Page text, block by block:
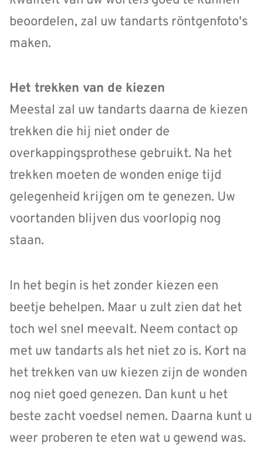
beoordelen, zal uw tandarts röntgenfoto's
maken.
Het trekken van de kiezen
Meestal zal uw tandarts daarna de kiezen
trekken die hij niet onder de
overkappingsprothese gebruikt. Na het
trekken moeten de wonden enige tijd
gelegenheid krijgen om te genezen. Uw
voortanden blijven dus voorlopig nog
staan.
In het begin is het zonder kiezen een
beetje behelpen. Maar u zult zien dat het
toch wel snel meevalt. Neem contact op
met uw tandarts als het niet zo is. Kort na
het trekken van uw kiezen zijn de wonden
nog niet goed genezen. Dan kunt u het
beste zacht voedsel nemen. Daarna kunt u
weer proberen te eten wat u gewend was.